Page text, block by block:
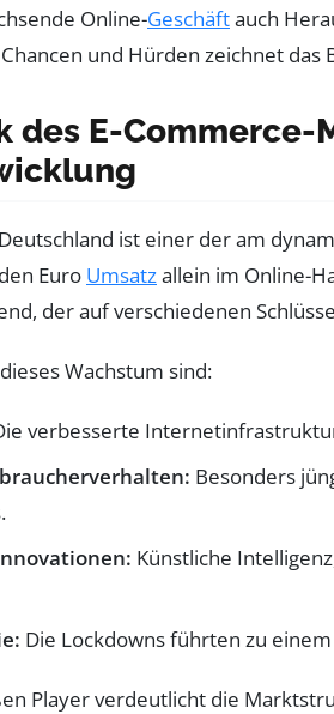
Online-Geschäftauch
und Hürden zeichnet
des E-
ist einer der am
Euro Umsatzallein im Online-
der auf verschiedenen
Wachstum sind:
verbesserte
Besonders
Künstliche
Die Lockdowns führten zu
Player verdeutlicht die